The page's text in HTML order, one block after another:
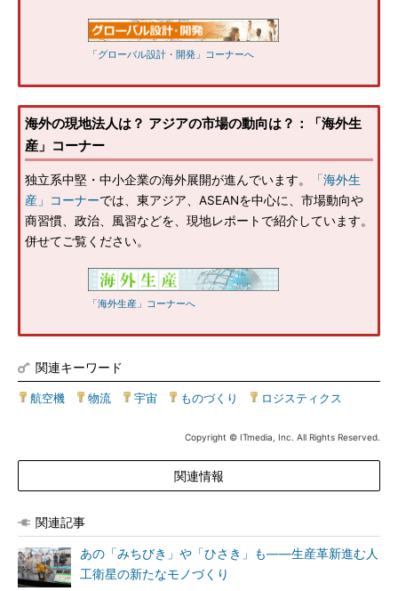
「グローバル設計・開発」コーナーへ
海外の現地法人は？ アジアの市場の動向は？：「海外生
産」コーナー
独立系中堅・中小企業の海外展開が進んでいます。
「海外生
産」コーナーでは、東アジア、ASEANを中心に、市場動向や
商習慣、政治、風習などを、現地レポートで紹介しています。
併せてご覧ください。
「海外生産」コーナーへ
関連キーワード
航空機 物流 宇宙 ものづくり ロジスティクス
Copyright © ITmedia, Inc. All Rights Reserved.
関連情報
関連記事
あの「みちびき」や「ひさき」も――生産革新進む人
工衛星の新たなモノづくり